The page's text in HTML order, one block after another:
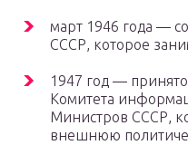
март 1946 года —
СССР, которое
1947 год —
Комитета
Министров СССР,
внешнюю